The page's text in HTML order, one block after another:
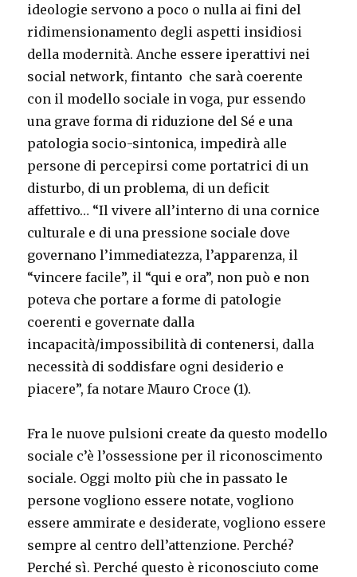
ideologie servono a poco o nulla ai fini del
ridimensionamento degli aspetti insidiosi
della modernità. Anche essere iperattivi nei
social network, fintanto che sarà coerente
con il modello sociale in voga, pur essendo
una grave forma di riduzione del Sé e una
patologia socio-sintonica, impedirà alle
persone di percepirsi come portatrici di un
disturbo, di un problema, di un deficit
affettivo… “Il vivere all’interno di una cornice
culturale e di una pressione sociale dove
governano l’immediatezza, l’apparenza, il
“vincere facile”, il “qui e ora”, non può e non
poteva che portare a forme di patologie
coerenti e governate dalla
incapacità/impossibilità di contenersi, dalla
necessità di soddisfare ogni desiderio e
piacere”, fa notare Mauro Croce (1).
Fra le nuove pulsioni create da questo modello
sociale c’è l’ossessione per il riconoscimento
sociale. Oggi molto più che in passato le
persone vogliono essere notate, vogliono
essere ammirate e desiderate, vogliono essere
sempre al centro dell’attenzione. Perché?
Perché sì. Perché questo è riconosciuto come